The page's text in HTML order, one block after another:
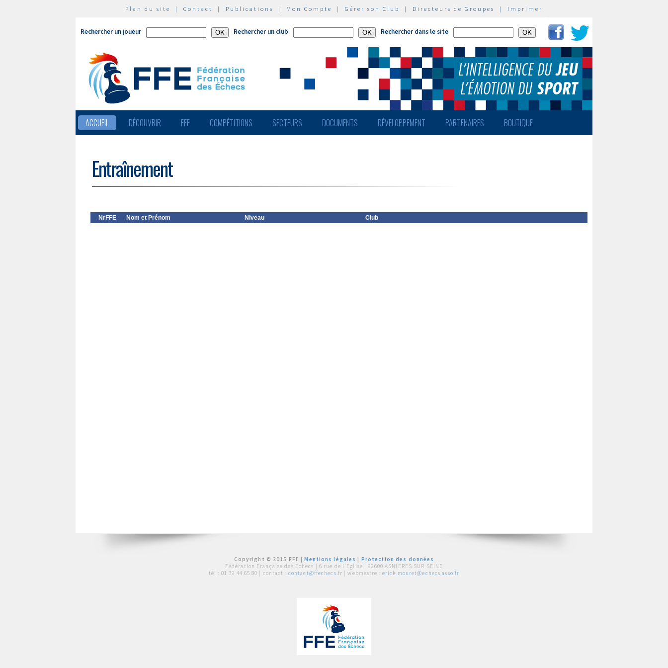
Plan du site | Contact | Publications | Mon Compte | Gérer son Club | Directeurs de Groupes | Imprimer
Rechercher un joueur Rechercher un club Rechercher dans le site
ACCUEIL DÉCOUVRIR FFE COMPÉTITIONS SECTEURS DOCUMENTS DÉVELOPPEMENT PARTENAIRES BOUTIQUE
Entraînement
NrFFE Nom et Prénom Niveau Club
Copyright © 2015 FFE |Mentions légales
Protection des données
Fédération Française des Echecs | 6 rue de l'Eglise | 92600 ASNIERES SUR SEINE
tél : 01 39 44 65 80 | contact : contact@ffechecs.fr | webmestre : erick.mouret@echecs.asso.fr